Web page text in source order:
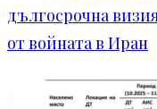
дългосрочна
от войната в Иран